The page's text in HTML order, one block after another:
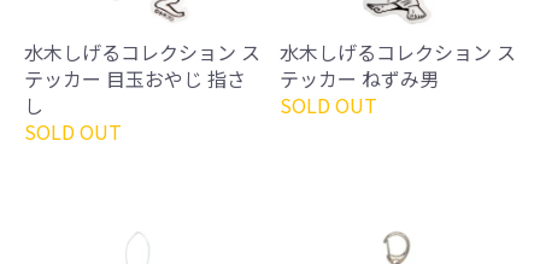
水木しげるコレクション ス
テッカー 目玉おやじ 指さ
し
SOLD OUT
水木しげるコレクション ス
テッカー ねずみ男
SOLD OUT